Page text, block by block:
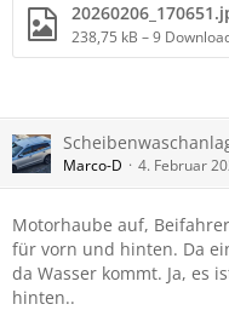
238,75 kB – 9
Marco-D 4. Februar
Motorhaube auf,
für vorn und hinten. Da
da Wasser kommt. Ja, es
hinten..